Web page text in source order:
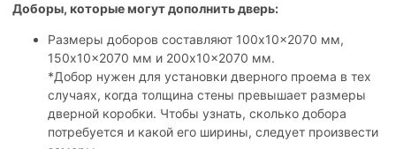
Доборы, которые могут дополнить дверь:
Размеры доборов составляют 100x10x2070 мм,
150x10x2070 мм и 200x10x2070 мм.
*Добор нужен для установки дверного проема в тех
случаях, когда толщина стены превышает размеры
дверной коробки. Чтобы узнать, сколько добора
потребуется и какой его ширины, следует произвести